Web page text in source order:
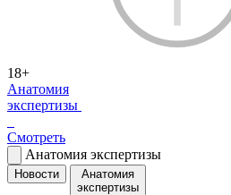
18+
Анатомия
экспертизы
Смотреть
Анатомия экспертизы
Новости
Анатомия
экспертизы